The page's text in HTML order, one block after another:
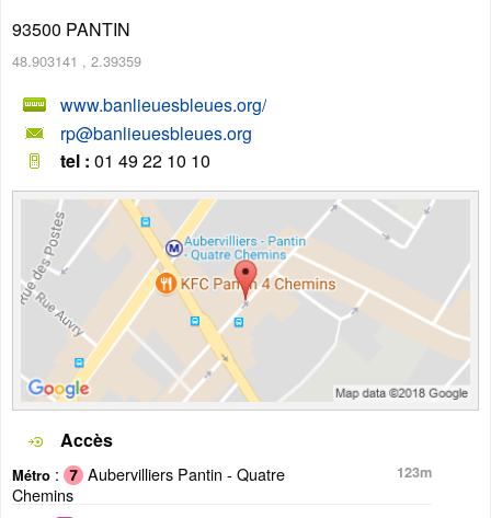
93500 PANTIN
48.903141 , 2.39359
www.banlieuesbleues.org/
rp@banlieuesbleues.org
tel : 01 49 22 10 10
Accès
Métro :
Aubervilliers Pantin - Quatre
Chemins
123m